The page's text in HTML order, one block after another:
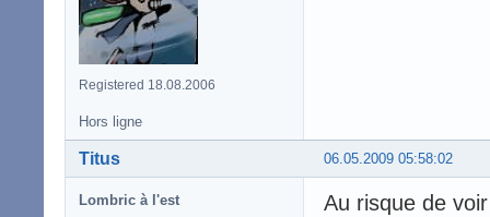
Registered 18.08.2006
Hors ligne
06.05.2009 05:58:02
Titus
Lombric à l'est
Au risque de